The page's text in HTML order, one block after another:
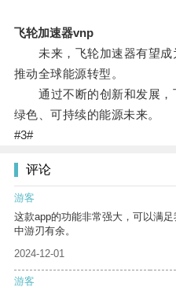
飞轮加速器vnp
未来，飞轮加速器有望成
推动全球能源转型。
通过不断的创新和发展，
绿色、可持续的能源未来。
#3#
评论
游客
这款app的功能非常强大，可以满
中游刃有余。
2024-12-01
游客